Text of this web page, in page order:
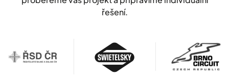
řešení.